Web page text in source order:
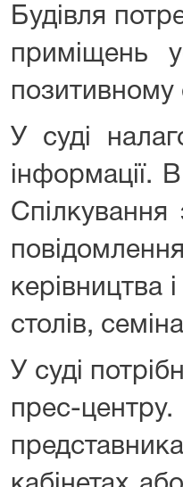
Будівля
приміщень
позитивному
У суді
інформації.
Спілкування
керівництва
столів,
У суді
прес-